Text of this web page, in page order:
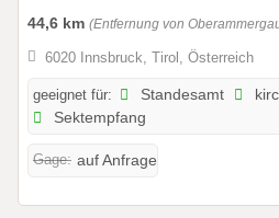
44,6 km (Entfernung von
6020 Innsbruck, Tirol, Österreich
geeignet für: Standesamt
Sektempfang
Gage: auf Anfrage